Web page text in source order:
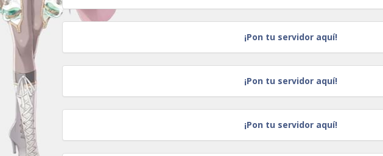
¡Pon tu servidor aquí!
¡Pon tu servidor aquí!
¡Pon tu servidor aquí!